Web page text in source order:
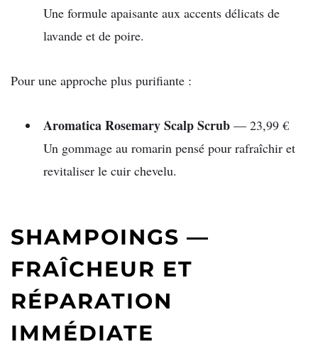
Une formule apaisante aux accents délicats de
lavande et de poire.
Pour une approche plus purifiante :
AromaticaRosemary Scalp Scrub — 23,99 €
Un gommage au romarin pensé pour rafraîchir et
revitaliser le cuir chevelu.
SHAMPOINGS —
FRAÎCHEUR ET
RÉPARATION
IMMÉDIATE